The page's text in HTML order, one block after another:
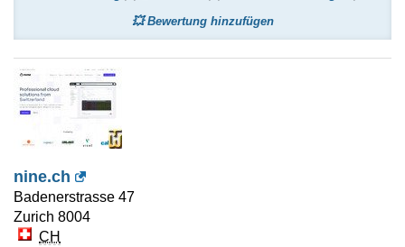
💥 Bewertung hinzufügen
nine.ch
Badenerstrasse 47
Zurich 8004
CH